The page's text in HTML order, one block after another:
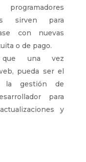
sirven para
con nuevas
o de pago.
que una vez
pueda ser el
la gestión de
para
y